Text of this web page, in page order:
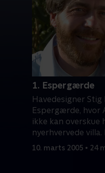
1. Espergærde
Havedesigner Stig
Espergærde, hvor
ikke kan overskue
nyerhvervede villa.
og præget af
buske, og parret
10. marts 2005 • 24